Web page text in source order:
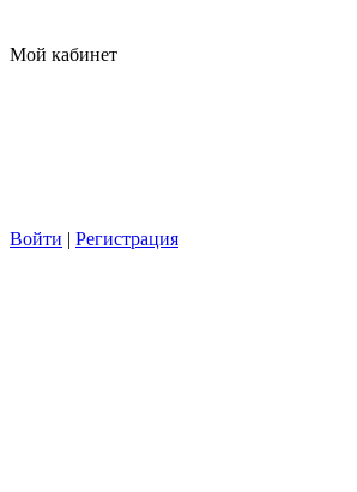
Мой кабинет
Войти | Регистрация